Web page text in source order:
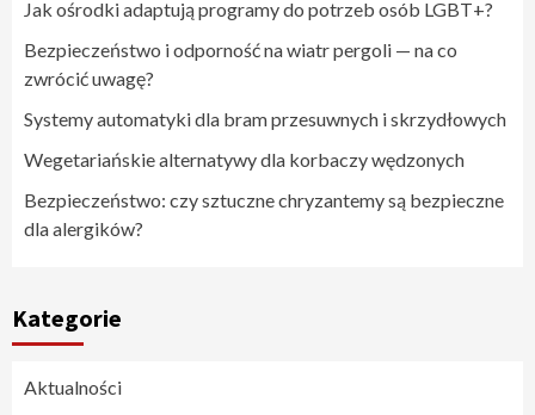
Jak ośrodki adaptują programy do potrzeb osób LGBT+?
Bezpieczeństwo i odporność na wiatr pergoli — na co
zwrócić uwagę?
Systemy automatyki dla bram przesuwnych i skrzydłowych
Wegetariańskie alternatywy dla korbaczy wędzonych
Bezpieczeństwo: czy sztuczne chryzantemy są bezpieczne
dla alergików?
Kategorie
Aktualności